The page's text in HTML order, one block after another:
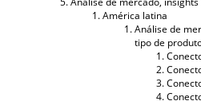
América latina
Análise de
tipo de